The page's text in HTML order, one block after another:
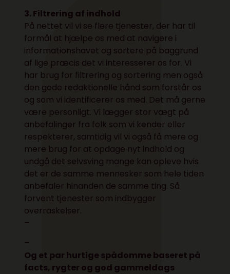
3. Filtrering af indhold
På nettet vil vi se flere tjenester, der har til
formål at hjælpe os med at navigere i
informationshavet og sortere på baggrund
af lige præcis det vi interesserer os for. Vi
har brug for filtrering og sortering men også
den gode redaktionelle hånd som forstår os
og som vi identificerer os med. Det må gerne
være personligt. Vi lægger stor vægt på
anbefalinger fra folk som vi kender eller
respekterer, samtidig vil vi også få mere og
mere brug for at opdage nyt indhold og
undgå det selvsving mange kan opleve hvis
det er de samme mennesker som hele tiden
anbefaler hinanden de samme ting. Så
forvent tjenester som indbygger
overraskelser.
–
–
Og et par hurtige spådomme baseret på
facts, rygter og god gammeldags